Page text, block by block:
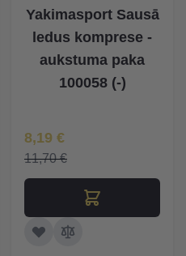
Yakimasport Sausā
ledus komprese -
aukstuma paka
100058 (-)
Īpaša Cena
8,19 €
11,70 €